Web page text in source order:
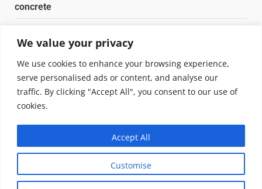
We value your privacy
We use cookies to enhance your browsing experience,
serve personalised ads or content, and analyse our
traffic. By clicking "Accept All", you consent to our use of
cookies.
Customise
Accept All
concrete
Pulizia naturale della casa: 3 ingredienti che
sostituiscono 10 prodotti chimici
Copyright © 2025 Biopianeta.it proprietà di Jws Media
Questo blog non è una testata giornalistica, in quanto
viene aggiornato senza alcuna periodicità. Non può
pertanto considerarsi un prodotto editoriale ai sensi
della legge n. 62 del 07.03.2001|DarkNewsvon AF
themes.